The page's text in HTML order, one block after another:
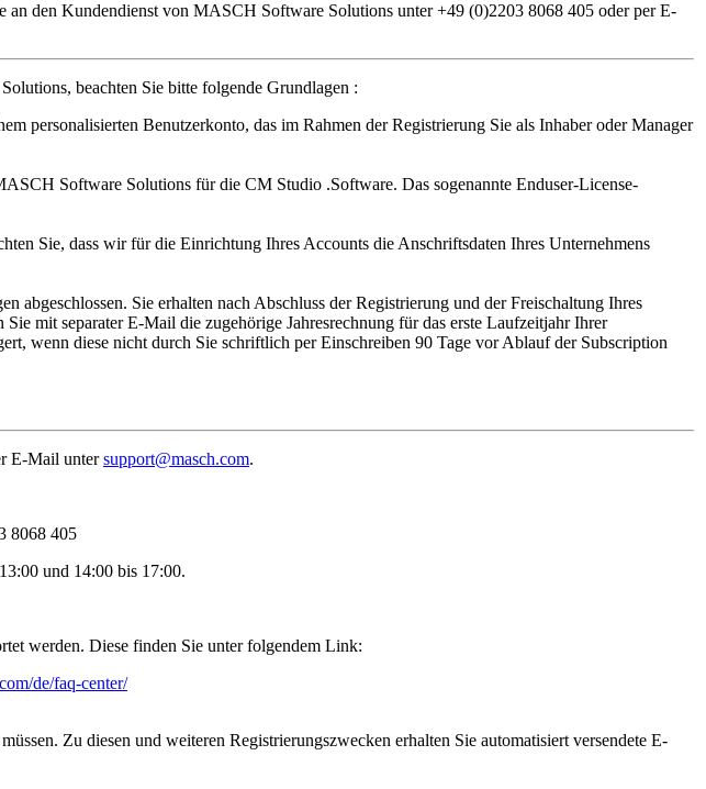
den Kundendienst von MASCH Software Solutions unter +49 (0)2203 8068 405 oder per E-
beachten Sie bitte folgende Grundlagen :
Benutzerkonto, das im Rahmen der Registrierung Sie als Inhaber oder Manager
Software Solutions für die CM Studio .Software. Das sogenannte Enduser-License-
Sie, dass wir für die Einrichtung Ihres Accounts die Anschriftsdaten Ihres Unternehmens
Sie erhalten nach Abschluss der Registrierung und der Freischaltung Ihres
mit separater E-Mail die zugehörige Jahresrechnung für das erste Laufzeitjahr Ihrer
wenn diese nicht durch Sie schriftlich per Einschreiben 90 Tage vor Ablauf der Subscription
E-Mail untersupport@masch.com.
8068 405
und 14:00 bis 17:00.
werden. Diese finden Sie unter folgendem Link:
de/faq-center/
Zu diesen und weiteren Registrierungszwecken erhalten Sie automatisiert versendete E-